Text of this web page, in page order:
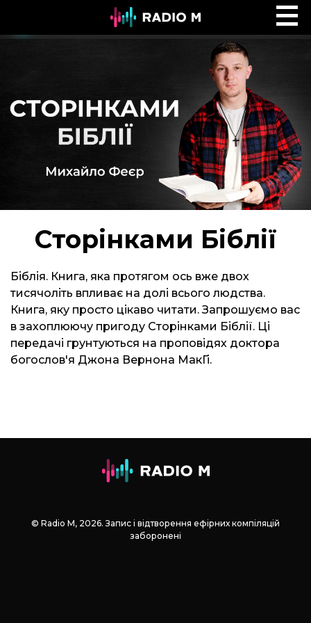
Ефір Radio M
Сторінками Біблії
Біблія. Книга, яка протягом ось вже двох
тисячоліть впливає на долі всього людства.
Книга, яку просто цікаво читати. Запрошуємо вас
в захоплюючу пригоду Сторінками Біблії. Ці
передачі грунтуються на проповідях доктора
богослов'я Джона Вернона МакГі.
© Radio М, 2026. Запис і відтворення ефірних компіляцій
заборонені